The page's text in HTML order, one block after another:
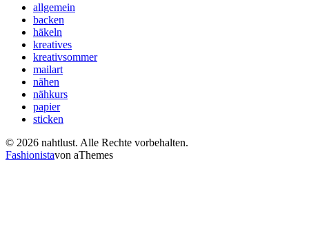
allgemein
backen
häkeln
kreatives
kreativsommer
mailart
nähen
nähkurs
papier
sticken
© 2026 nahtlust. Alle Rechte vorbehalten.
Fashionistavon aThemes